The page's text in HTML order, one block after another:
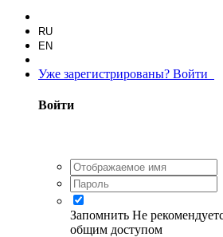
RU
EN
Уже зарегистрированы? Войти
Войти
Запомнить Не
общим доступом